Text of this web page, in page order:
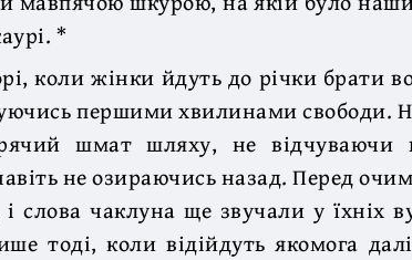
*
коли жінки йдуть до річки брати
першими хвилинами свободи.
шмат шляху, не відчуваючи
не озираючись назад. Перед
слова чаклуна ще звучали у їхніх
тоді, коли відійдуть якомога